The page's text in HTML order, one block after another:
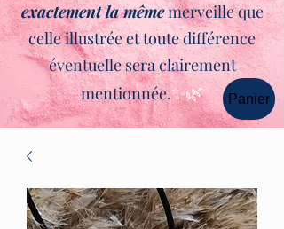
exactement la mêmemerveille que
celle illustrée et toute différence
éventuelle sera clairement
mentionnée.✨🌿 Panier